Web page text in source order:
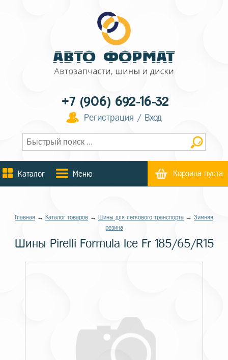
+7 (906) 692-16-32
Регистрация / Вход
Каталог Меню Корзина пуста
Главная → Каталог товаров → Шины для легкового транспорта → Зимняя
резина
Шины Pirelli Formula Ice Fr 185/65/R15